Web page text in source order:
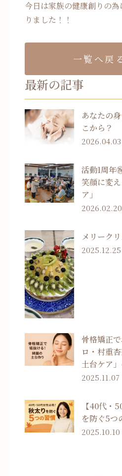
今日は家族の健康創りの
りました！！
一覧へ戻
最新の記事
あなたの
こから？
2026.04.03
活動1周年
笑顔に変
ア」
2026.02.20
メリーク
2025.12.25
骨格矯正
ロ・村重
土台ケア
2025.11.07
【40代・
を防ぐ5つ
2025.10.10